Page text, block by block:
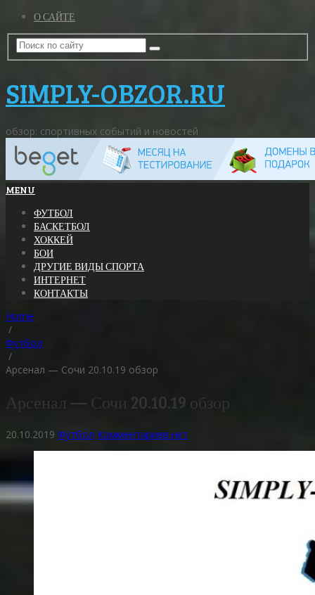
О САЙТЕ
SIMPLY-OBZOR.RU
обзор: спортивных событий и новостей
MENU
ФУТБОЛ
БАСКЕТБОЛ
ХОККЕЙ
БОИ
ДРУГИЕ ВИДЫ СПОРТА
ИНТЕРНЕТ
КОНТАКТЫ
Home
/
Футбол
/
Арсенал — Сочи 20.10.19 обзор
Арсенал — Сочи 20.10.19 обзор
20.10.2019 Футбол Комментариев нет